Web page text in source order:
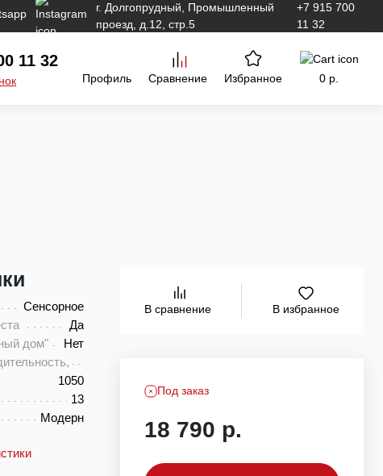
г. Долгопрудный, Промышленный
проезд, д.12, стр.5
+7 915 700
11 32
11 32
Профиль Сравнение Избранное 0 р.
Сенсорное
Да
дом"
Нет
1050
13
Модерн
В сравнение В избранное
Под заказ
18 790 р.